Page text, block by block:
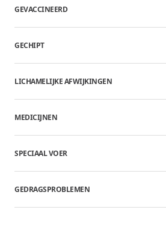
GEVACCINEERD
GECHIPT
LICHAMELIJKE AFWIJKINGEN
MEDICIJNEN
SPECIAAL VOER
GEDRAGSPROBLEMEN